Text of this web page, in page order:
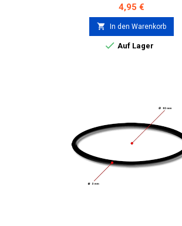
Preis
4,95 €
 In den Warenkorb
 Auf Lager